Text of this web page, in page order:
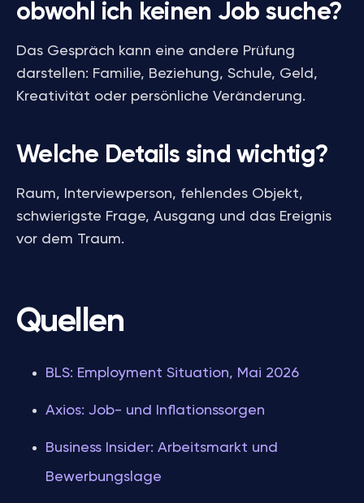
obwohl ich keinen Job suche?
Das Gespräch kann eine andere Prüfung
darstellen: Familie, Beziehung, Schule, Geld,
Kreativität oder persönliche Veränderung.
Welche Details sind wichtig?
Raum, Interviewperson, fehlendes Objekt,
schwierigste Frage, Ausgang und das Ereignis
vor dem Traum.
Quellen
BLS: Employment Situation, Mai 2026
Axios: Job- und Inflationssorgen
Business Insider: Arbeitsmarkt und
Bewerbungslage